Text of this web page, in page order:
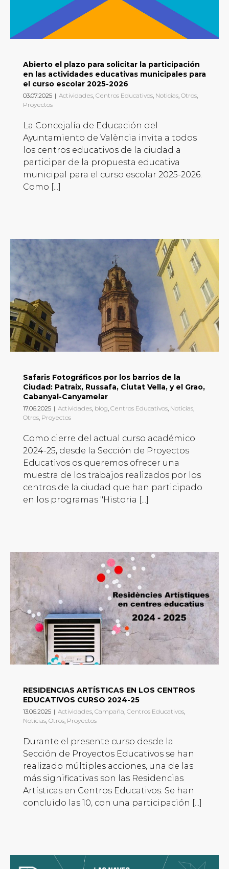
Abierto el plazo para solicitar la participación
en las actividades educativas municipales para
el curso escolar 2025-2026
03.07.2025 | Actividades, Centros Educativos, Noticias, Otros,
Proyectos
La Concejalía de Educación del
Ayuntamiento de València invita a todos
los centros educativos de la ciudad a
participar de la propuesta educativa
municipal para el curso escolar 2025-2026.
Como [...]
Safaris Fotográficos por los barrios de la
Ciudad: Patraix, Russafa, Ciutat Vella, y el Grao,
Cabanyal-Canyamelar
17.06.2025 | Actividades, blog, Centros Educativos, Noticias,
Otros, Proyectos
Como cierre del actual curso académico
2024-25, desde la Sección de Proyectos
Educativos os queremos ofrecer una
muestra de los trabajos realizados por los
centros de la ciudad que han participado
en los programas "Historia [...]
RESIDENCIAS ARTÍSTICAS EN LOS CENTROS
EDUCATIVOS CURSO 2024-25
13.06.2025 | Actividades, Campaña, Centros Educativos,
Noticias, Otros, Proyectos
Durante el presente curso desde la
Sección de Proyectos Educativos se han
realizado múltiples acciones, una de las
más significativas son las Residencias
Artísticas en Centros Educativos. Se han
concluido las 10, con una participación [...]